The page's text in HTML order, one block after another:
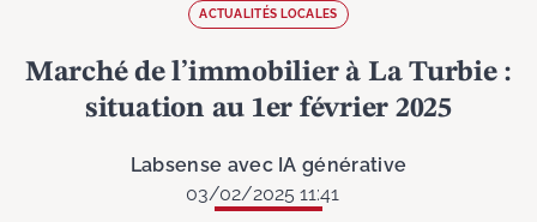
ACTUALITÉS LOCALES
Marché de l’immobilier à La Turbie :
situation au 1er février 2025
Labsense avec IA générative
03/02/2025 11:41